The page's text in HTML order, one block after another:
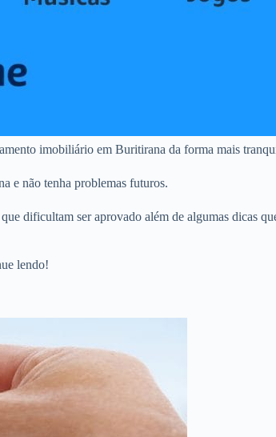
imobiliário em Buritirana da forma mais
e não tenha problemas futuros.
dificultam ser aprovado além de algumas dicas
lendo!